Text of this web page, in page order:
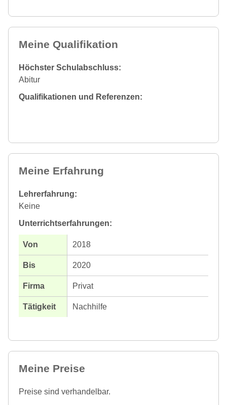
Meine Qualifikation
Höchster Schulabschluss:
Abitur
Qualifikationen und Referenzen:
Meine Erfahrung
Lehrerfahrung:
Keine
Unterrichtserfahrungen:
2018
2020
Privat
Nachhilfe
Meine Preise
Preise sind verhandelbar.